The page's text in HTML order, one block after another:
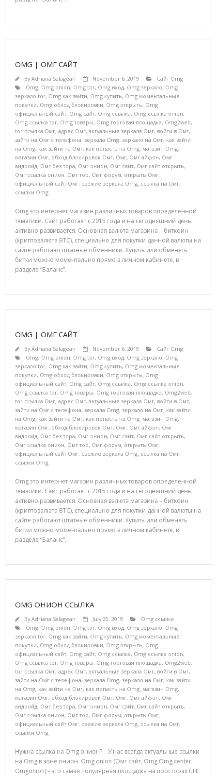
OMG | ОМГ САЙТ
ByAdriana Salagean November 6, 2019
Сайт Omg
Omg, Omg onion, Omg tor, Omg вход, Omg зеркало, Omg
зеркало tor, Omg как зайти, Omg купить, Omg моментальные
покупки, Omg обход блокировки, Omg открыть, Omg
официальный сайт, Omg сайт, Omg ссылка, Omg ссылка onion,
Omg ссылка tor, Omg товары, Omg торговая площадка, Omg2web,
tor ссылка Омг, адрес Омг, актуальные зеркала Омг, войти в Омг,
зайти на Омг с телефона, зеркала Omg, зеркало на Омг, как зайти
на Omg, как зайти на Омг, как попасть на Omg, магазин Omg,
магазин Омг, обход блокировок Омг, Омг, Омг айфон, Омг
андройд, Омг без тора, Омг онион, Омг сайт, Омг сайт открыть,
Омг ссылка онион, Омг тор, Омг форум, открыть Омг,
официальный сайт Омг, свежие зеркала Omg, ссылка на Омг,
ссылки Omg
Omg это интернет магазин различных товаров определенной
тематики. Сайт работает с 2015 года и на сегодняшний день
активно развивается. Основная валюта магазина – биткоин
(криптовалюта BTC), специально для покупки данной валюты на
сайте работают штатные обменники. Купить или обменять
битки можно моментально прямо в личном кабинете, в
разделе “Баланс”.
OMG | ОМГ САЙТ
ByAdriana Salagean November 6, 2019
Сайт Omg
Omg, Omg onion, Omg tor, Omg вход, Omg зеркало, Omg
зеркало tor, Omg как зайти, Omg купить, Omg моментальные
покупки, Omg обход блокировки, Omg открыть, Omg
официальный сайт, Omg сайт, Omg ссылка, Omg ссылка onion,
Omg ссылка tor, Omg товары, Omg торговая площадка, Omg2web,
tor ссылка Омг, адрес Омг, актуальные зеркала Омг, войти в Омг,
зайти на Омг с телефона, зеркала Omg, зеркало на Омг, как зайти
на Omg, как зайти на Омг, как попасть на Omg, магазин Omg,
магазин Омг, обход блокировок Омг, Омг, Омг айфон, Омг
андройд, Омг без тора, Омг онион, Омг сайт, Омг сайт открыть,
Омг ссылка онион, Омг тор, Омг форум, открыть Омг,
официальный сайт Омг, свежие зеркала Omg, ссылка на Омг,
ссылки Omg
Omg это интернет магазин различных товаров определенной
тематики. Сайт работает с 2015 года и на сегодняшний день
активно развивается. Основная валюта магазина – биткоин
(криптовалюта BTC), специально для покупки данной валюты на
сайте работают штатные обменники. Купить или обменять
битки можно моментально прямо в личном кабинете, в
разделе “Баланс”.
OMG ОНИОН ССЫЛКА
ByAdriana Salagean July 20, 2019
Omg ссылка
Omg, Omg onion, Omg tor, Omg вход, Omg зеркало, Omg
зеркало tor, Omg как зайти, Omg купить, Omg моментальные
покупки, Omg обход блокировки, Omg открыть, Omg
официальный сайт, Omg сайт, Omg ссылка, Omg ссылка onion,
Omg ссылка tor, Omg товары, Omg торговая площадка, Omg2web,
tor ссылка Омг, адрес Омг, актуальные зеркала Омг, войти в Омг,
зайти на Омг с телефона, зеркала Omg, зеркало на Омг, как зайти
на Omg, как зайти на Омг, как попасть на Omg, магазин Omg,
магазин Омг, обход блокировок Омг, Омг, Омг айфон, Омг
андройд, Омг без тора, Омг онион, Омг сайт, Омг сайт открыть,
Омг ссылка онион, Омг тор, Омг форум, открыть Омг,
официальный сайт Омг, свежие зеркала Omg, ссылка на Омг,
ссылки Omg
Нужна ссылка на Omg онион? – У нас всегда актуальные ссылки
на Omg в зоне онион. Omg onion (Омг сайт, Omg,Omg center,
Omgonion) – это самая популярная площадка на просторах СНГ